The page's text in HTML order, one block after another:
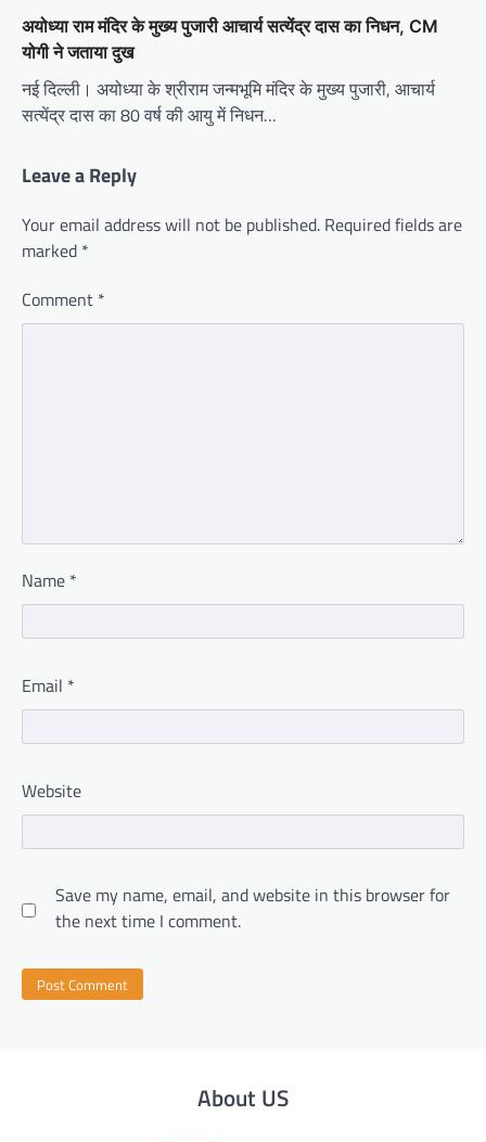
अयोध्या राम मंदिर के मुख्य पुजारी आचार्य सत्येंद्र दास का निधन, CM
योगी ने जताया दुख
नई दिल्ली। अयोध्या के श्रीराम जन्मभूमि मंदिर के मुख्य पुजारी, आचार्य
सत्येंद्र दास का 80 वर्ष की आयु में निधन…
Leave a Reply
Your email address will not be published. Required fields are
marked *
Comment *
Name *
Email *
Website
Save my name, email, and website in this browser for
the next time I comment.
About US